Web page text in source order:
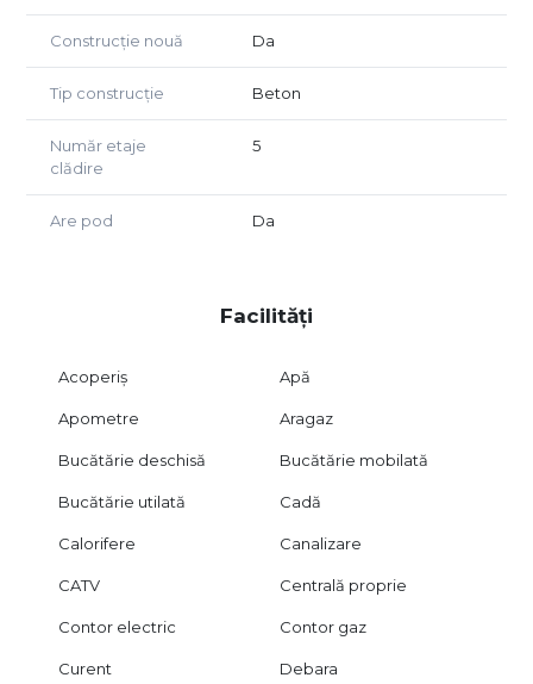
Construcție nouă Da
Tip construcție Beton
Număr etaje
clădire
5
Are pod Da
Facilități
Acoperiș Apă
Apometre Aragaz
Bucătărie deschisă Bucătărie mobilată
Bucătărie utilată Cadă
Calorifere Canalizare
CATV Centrală proprie
Contor electric Contor gaz
Curent Debara